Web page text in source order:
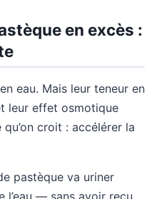
en excès :
eau. Mais leur teneur en
leur effet osmotique
croit : accélérer la
pastèque va uriner